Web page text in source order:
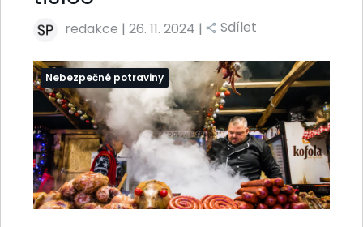
redakce | 26. 11. 2024 | Sdílet
Nebezpečné potraviny